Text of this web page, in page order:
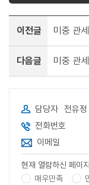
이전글 미중 관
다음글 미중 관
담당자 전유정
전화번호
이메일
현재 열람하신 페이
매우만족